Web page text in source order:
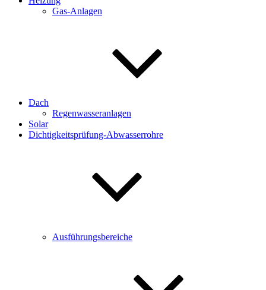
Gas-Anlagen
Dach
Regenwasseranlagen
Solar
Dichtigkeitsprüfung-Abwasserrohre
Ausführungsbereiche